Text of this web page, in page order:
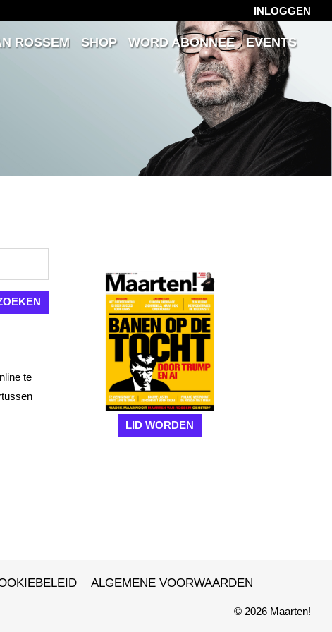
INLOGGEN
ROSSEM SHOP WORD ABONNEE
EVENTS
te
LID WORDEN
ALGEMENE VOORWAARDEN
© 2026 Maarten!